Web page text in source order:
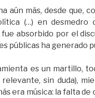
aún más, desde que,
(…) en
fue absorbido por el
públicas ha generado
es un martillo,
relevante, sin duda),
era música: la falta